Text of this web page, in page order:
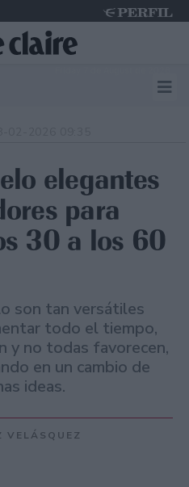
elegantes
para
30 a los 60
son tan versátiles
todo el tiempo,
y no todas favorecen,
en un cambio de
ideas.
VELÁSQUEZ